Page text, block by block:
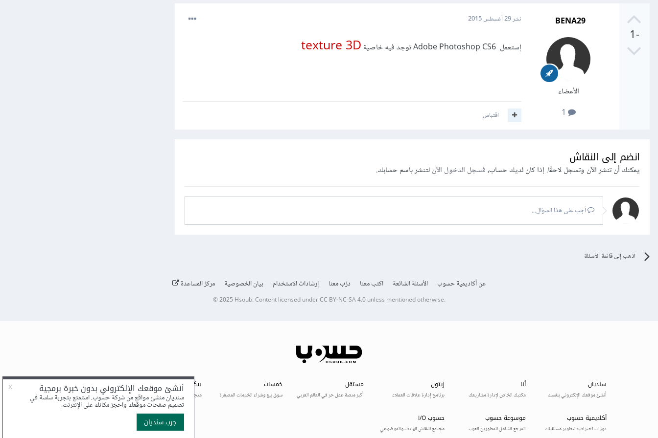
-1
BENA29
الأعضاء
نشر29 أغسطس 2015
إستعمل Adobe Photoshop CS6 توجد فيه خاصية texture 3D
اقتباس
انضم إلى النقاش
يمكنك أن تنشر الآن وتسجل لاحقًا. إذا كان لديك حساب،فسجل الدخول الآنلتنشر باسم حسابك.
أجب على هذا السؤال...
اذهب إلى قائمة الأسئلة
عن أكاديمية حسوب الأسئلة الشائعة اكتب معنا درّب معنا إرشادات الاستخدام بيان الخصوصية مركز المساعدة
© 2025 Hsoub.Content licensed underCC BY-NC-SA 4.0unless mentioned otherwise.